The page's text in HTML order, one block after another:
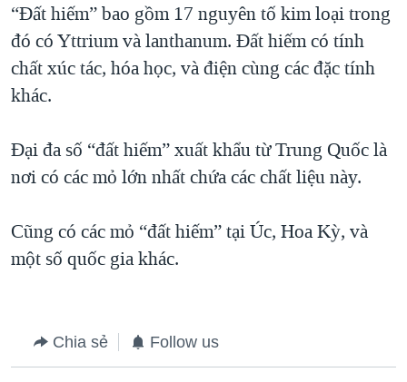
“Đất hiếm” bao gồm 17 nguyên tố kim loại trong
đó có Yttrium và lanthanum. Đất hiếm có tính
chất xúc tác, hóa học, và điện cùng các đặc tính
khác.
Đại đa số “đất hiếm” xuất khẩu từ Trung Quốc là
nơi có các mỏ lớn nhất chứa các chất liệu này.
Cũng có các mỏ “đất hiếm” tại Úc, Hoa Kỳ, và
một số quốc gia khác.
Chia sẻ Follow us